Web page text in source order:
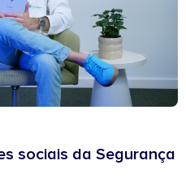
sociais da Segurança